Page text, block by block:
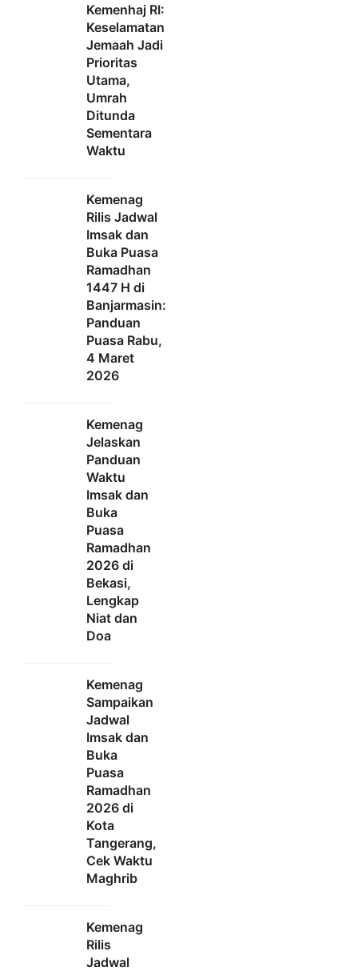
Kemenhaj RI:
Keselamatan
Jemaah Jadi
Prioritas
Utama,
Umrah
Ditunda
Sementara
Waktu
Kemenag
Rilis Jadwal
Imsak dan
Buka Puasa
Ramadhan
1447 H di
Banjarmasin:
Panduan
Puasa Rabu,
4 Maret
2026
Kemenag
Jelaskan
Panduan
Waktu
Imsak dan
Buka
Puasa
Ramadhan
2026 di
Bekasi,
Lengkap
Niat dan
Doa
Kemenag
Sampaikan
Jadwal
Imsak dan
Buka
Puasa
Ramadhan
2026 di
Kota
Tangerang,
Cek Waktu
Maghrib
Kemenag
Rilis
Jadwal